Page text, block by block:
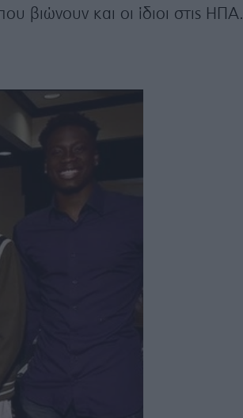
βιώνουν και οι ίδιοι στις ΗΠΑ.